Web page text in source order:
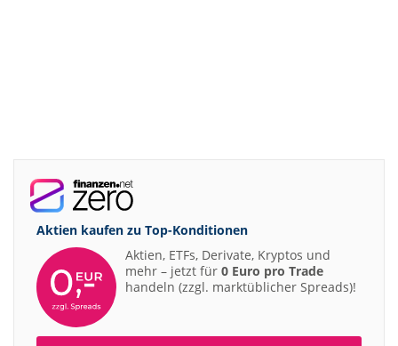
Aktien kaufen zu Top-Konditionen
Aktien, ETFs, Derivate, Kryptos und
mehr – jetzt für 0 Euro pro Trade
handeln (zzgl. marktüblicher Spreads)!